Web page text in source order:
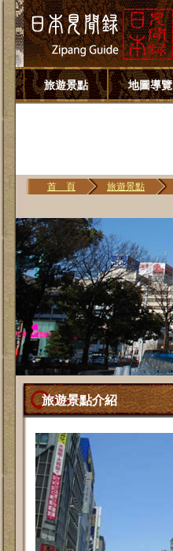
旅遊景點 地圖導覽
首 頁 旅遊景點
旅遊景點介紹